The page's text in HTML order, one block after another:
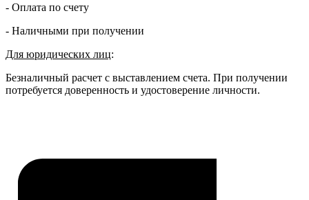
- Оплата по счету
- Наличными при получении
Для юридических лиц:
Безналичный расчет с выставлением счета. При получении
потребуется доверенность и удостоверение личности.